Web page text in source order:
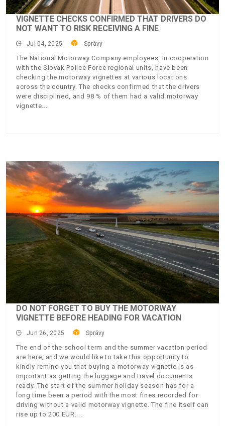
VIGNETTE CHECKS CONFIRMED THAT DRIVERS DO
NOT WANT TO RISK RECEIVING A FINE
Jul 04, 2025 Správy
The National Motorway Company employees, in cooperation
with the Slovak Police Force regional units, have been
checking the motorway vignettes at various locations
across the country. The checks confirmed that the drivers
were disciplined, and 98 % of them had a valid motorway
vignette.
DO NOT FORGET TO BUY THE MOTORWAY
VIGNETTE BEFORE HEADING FOR VACATION
Jun 26, 2025 Správy
The end of the school term and the summer vacation period
are here, and we would like to take this opportunity to
kindly remind you that buying a motorway vignette is as
important as getting the luggage and travel documents
ready. The start of the summer holiday season has for a
long time been a period with the most fines recorded for
driving without a valid motorway vignette. The fine itself can
rise up to 200 EUR.